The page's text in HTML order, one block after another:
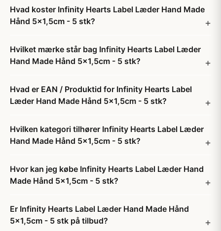
Hvad koster Infinity Hearts Label Læder Hand Made
Hånd 5x1,5cm - 5 stk?
Hvilket mærke står bag Infinity Hearts Label Læder
Hand Made Hånd 5x1,5cm - 5 stk?
Hvad er EAN / Produktid for Infinity Hearts Label
Læder Hand Made Hånd 5x1,5cm - 5 stk?
Hvilken kategori tilhører Infinity Hearts Label Læder
Hand Made Hånd 5x1,5cm - 5 stk?
Hvor kan jeg købe Infinity Hearts Label Læder Hand
Made Hånd 5x1,5cm - 5 stk?
Er Infinity Hearts Label Læder Hand Made Hånd
5x1,5cm - 5 stk på tilbud?